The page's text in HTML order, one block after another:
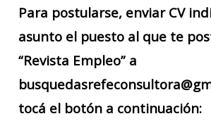
Para postularse, enviar CV
asunto el puesto al que te
“Revista Empleo” a
tocá el botón a continuación: